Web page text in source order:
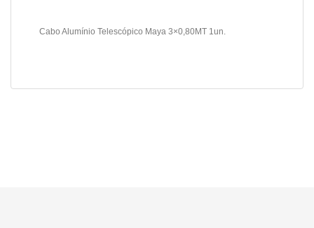
Cabo Alumínio Telescópico Maya 3×0,80MT 1un.